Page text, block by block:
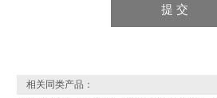
相关同类产品：